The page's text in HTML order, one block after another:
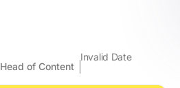
Head of Content
Invalid Date